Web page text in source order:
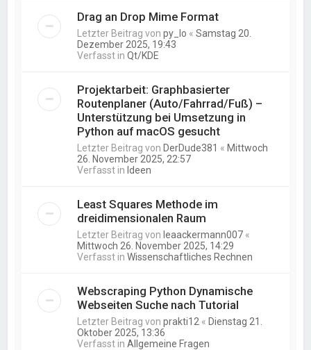
Drag an Drop Mime Format
Letzter Beitrag vonpy_lo «Samstag 20.
Dezember 2025, 19:43
Verfasst inQt/KDE
Projektarbeit: Graphbasierter
Routenplaner (Auto/Fahrrad/Fuß) –
Unterstützung bei Umsetzung in
Python auf macOS gesucht
Letzter Beitrag von DerDude381 « Mittwoch
26. November 2025, 22:57
Verfasst in Ideen
Least Squares Methode im
dreidimensionalen Raum
Letzter Beitrag von leaackermann007 «
Mittwoch 26. November 2025, 14:29
Verfasst inWissenschaftliches Rechnen
Webscraping Python Dynamische
Webseiten Suche nach Tutorial
Letzter Beitrag vonprakti12 « Dienstag 21.
Oktober 2025, 13:36
Verfasst inAllgemeine Fragen